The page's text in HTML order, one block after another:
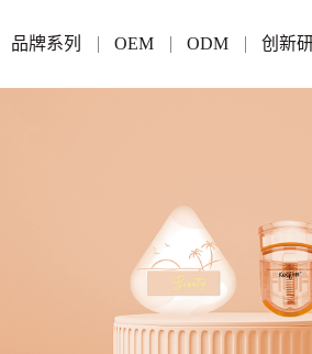
品牌系列 OEM ODM 创新